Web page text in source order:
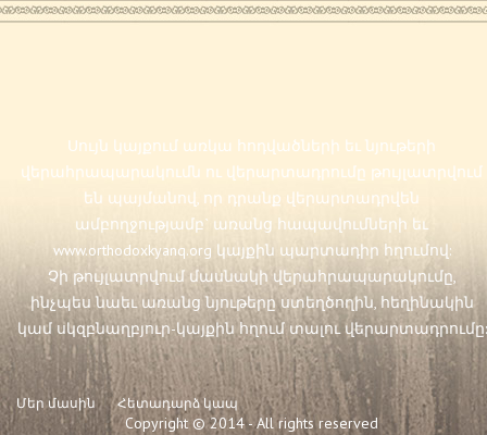
Սույն կայքում առկա հոդվածների եւ նյութերի
վերահրապարակումն ու վերարտադրումը թույլատրվում
են պայմանով, որ դրանք վերարտադրվեն
ամբողջությամբ` առանց հապավումների եւ
www.orthodoxkyanq.org կայքին պարտադիր հղումով:
Չի թույլատրվում մասնակի վերահրապարակումը,
ինչպես նաեւ առանց նյութերը ստեղծողին, հեղինակին
կամ սկզբնաղբյուր-կայքին հղում տալու վերարտադրումը:
Մեր մասին Հետադարձ կապ
Copyright © 2014 - All rights reserved